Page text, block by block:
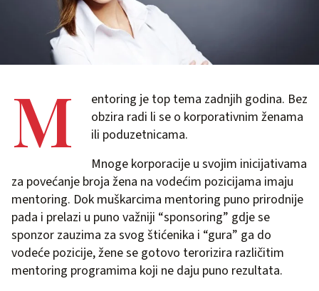
M
entoring je top tema zadnjih godina. Bez
obzira radi li se o korporativnim ženama
ili poduzetnicama.
Mnoge korporacije u svojim inicijativama
za povećanje broja žena na vodećim pozicijama imaju
mentoring. Dok muškarcima mentoring puno prirodnije
pada i prelazi u puno važniji “sponsoring” gdje se
sponzor zauzima za svog štićenika i “gura” ga do
vodeće pozicije, žene se gotovo terorizira različitim
mentoring programima koji ne daju puno rezultata.